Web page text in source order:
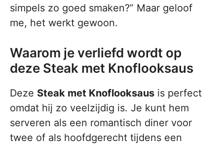
simpels zo goed smaken?” Maar geloof
me, het werkt gewoon.
Waarom je verliefd wordt op
deze Steak met Knoflooksaus
Deze Steak met Knoflooksaus is perfect
omdat hij zo veelzijdig is. Je kunt hem
serveren als een romantisch diner voor
twee of als hoofdgerecht tijdens een